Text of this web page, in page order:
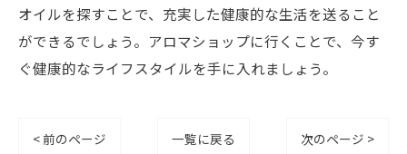
オイルを探すことで、充実した健康的な生活を送ること
ができるでしょう。アロマショップに行くことで、今す
ぐ健康的なライフスタイルを手に入れましょう。
< 前のページ 一覧に戻る 次のページ >